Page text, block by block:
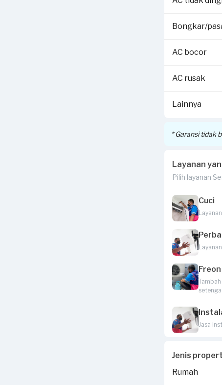
Selengkapnya
Bongkar/
AC bocor
AC rusak
Lainnya
* Garansi tidak
Layanan
Pilih layanan
Cuci
Freon
Jasa
Jenis
Rumah